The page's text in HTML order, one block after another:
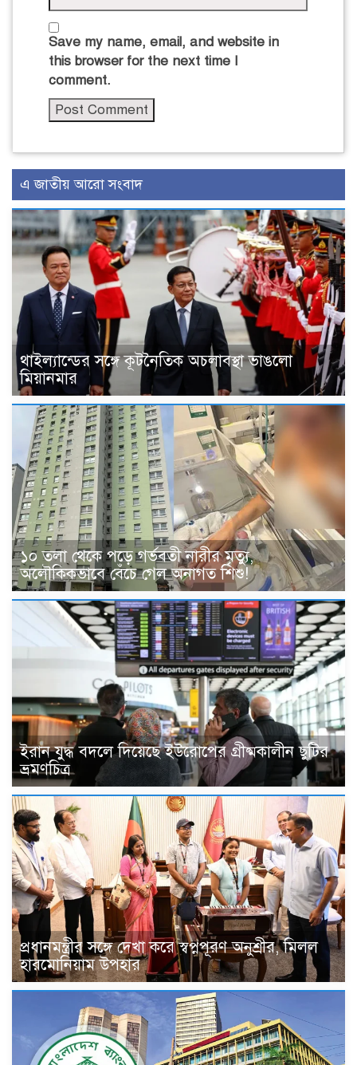
Save my name, email, and website in
this browser for the next time I
comment.
এ জাতীয় আরো সংবাদ
থাইল্যান্ডের সঙ্গে কূটনৈতিক অচলাবস্থা ভাঙলো
মিয়ানমার
১০ তলা থেকে পড়ে গর্ভবতী নারীর মৃত্যু,
অলৌকিকভাবে বেঁচে গেল অনাগত শিশু!
ইরান যুদ্ধ বদলে দিয়েছে ইউরোপের গ্রীষ্মকালীন ছুটির
ভ্রমণচিত্র
প্রধানমন্ত্রীর সঙ্গে দেখা করে স্বপ্নপূরণ অনুশ্রীর, মিলল
হারমোনিয়াম উপহার